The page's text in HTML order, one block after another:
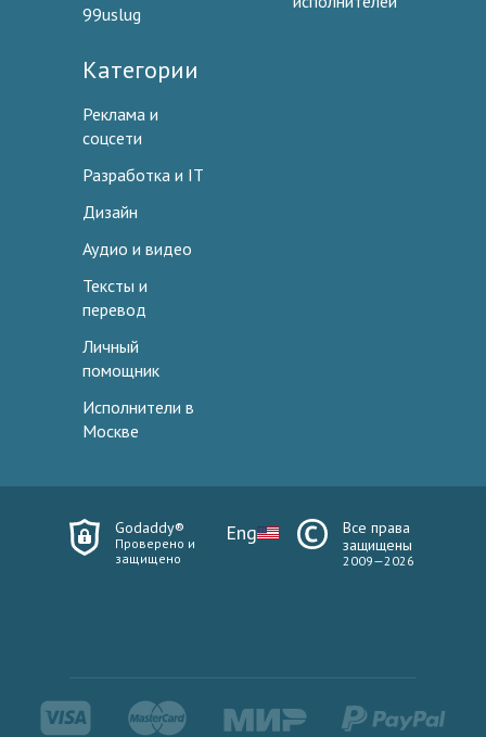
99uslug
Категории
Реклама и
соцсети
Разработка и IT
Дизайн
Аудио и видео
Тексты и
перевод
Личный
помощник
Исполнители в
Москве
Godaddy®
Проверено и
защищено
Eng
Все права
защищены
2009—2026